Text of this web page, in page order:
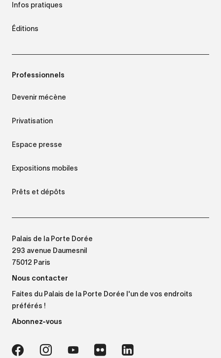
Infos pratiques
Éditions
Professionnels
Devenir mécène
Privatisation
Espace presse
Expositions mobiles
Prêts et dépôts
Palais de la Porte Dorée
293 avenue Daumesnil
75012 Paris
Nous contacter
Faites du Palais de la Porte Dorée l'un de vos endroits
préférés !
Abonnez-vous